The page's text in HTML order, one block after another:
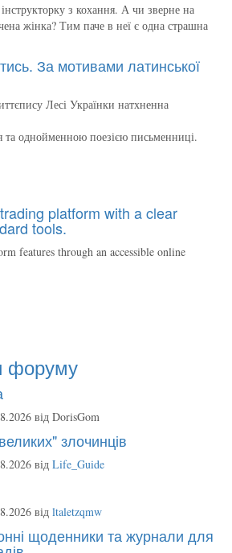
з кохання. А чи зверне на
жінка? Тим паче в неї є одна страшна
За мотивами латинської
Лесі Українки натхненна
та однойменною поезією письменниці.
platform with a clear
tools.
features through an accessible online
форуму
від DorisGom
злочинців
від Life_Guide
від ltaletzqmw
щоденники та журнали для